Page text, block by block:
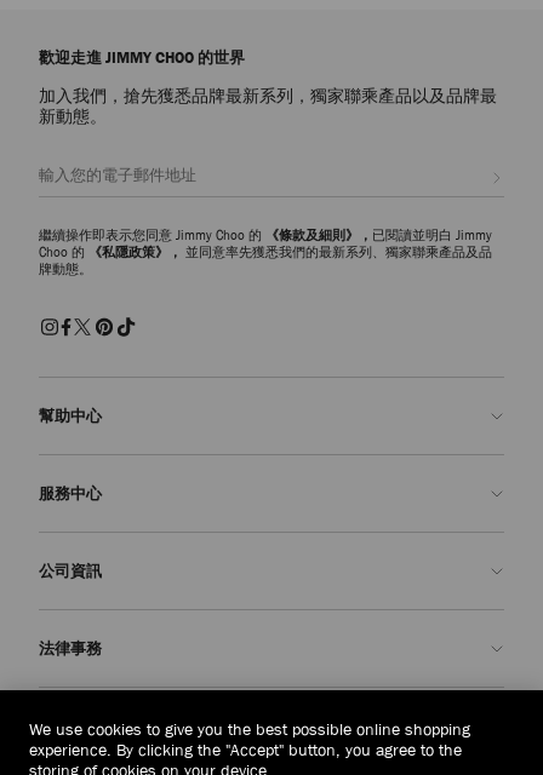
歡迎走進 JIMMY CHOO 的世界
加入我們，搶先獲悉品牌最新系列，獨家聯乘產品以及品牌最
新動態。
繼續操作即表示您同意 Jimmy Choo 的 《條款及細則》， 已閱讀並明白 Jimmy
Choo 的
《私隱政策》， 並同意率先獲悉我們的最新系列、獨家聯乘產品及品
牌動態。
幫助中心
常見問題解答
申請退貨
送貨
服務中心
定制服務
保修服務
公司資訊
我們的歷史
我們的影響與責任
法律事務
條款與條件
老撾(HK$)
We use cookies to give you the best possible online shopping
experience. By clicking the "Accept" button, you agree to the
storing of cookies on your device.